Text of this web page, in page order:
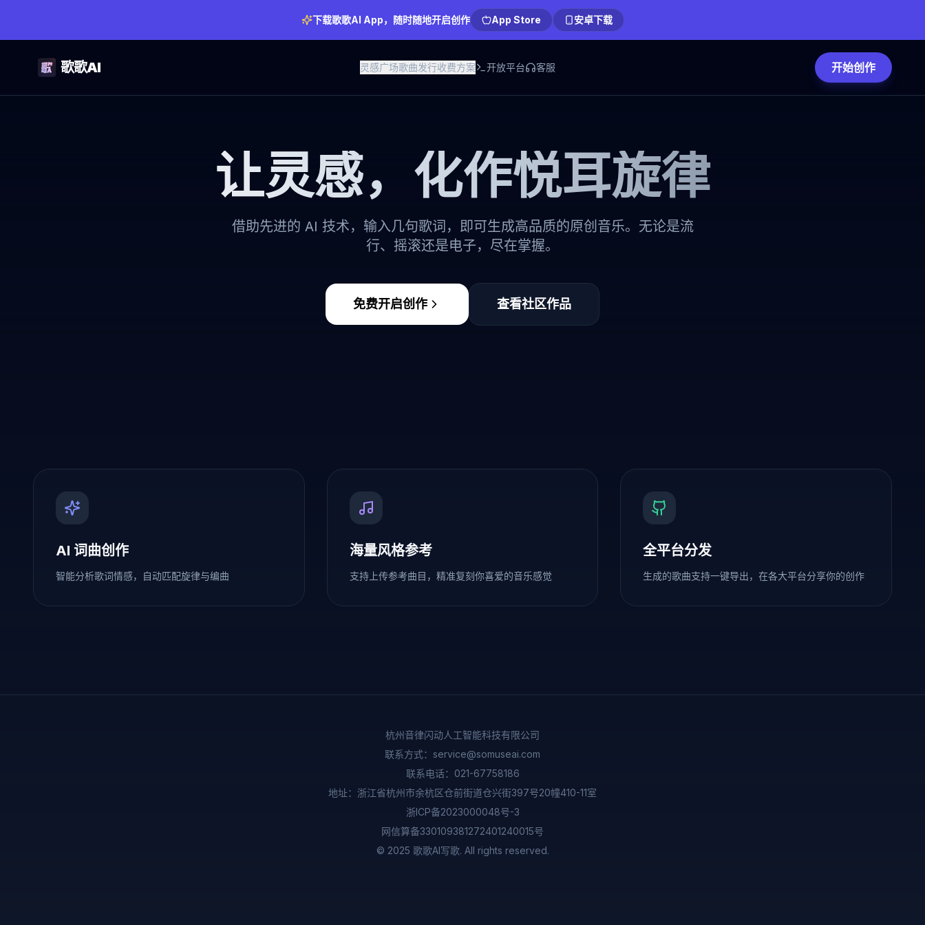
下载歌歌AI App，随时随地开启创作 App Store 安卓下载
歌歌AI 灵感广场歌曲发行收费方案 开放平台 客服 开始创作
让灵感， 化作悦耳旋律
借助先进的 AI 技术，输入几句歌词，即可生成高品质的原创音乐。无论是流
行、摇滚还是电子，尽在掌握。
免费开启创作 查看社区作品
AI 词曲创作
智能分析歌词情感，自动匹配旋律与编曲
海量风格参考
支持上传参考曲目，精准复刻你喜爱的音乐感觉
全平台分发
生成的歌曲支持一键导出，在各大平台分享你的创作
杭州音律闪动人工智能科技有限公司
联系方式： service@somuseai.com
联系电话： 021-67758186
地址：浙江省杭州市余杭区仓前街道仓兴街397号20幢410-11室
浙ICP备2023000048号-3
网信算备330109381272401240015号
© 2025 歌歌AI写歌. All rights reserved.